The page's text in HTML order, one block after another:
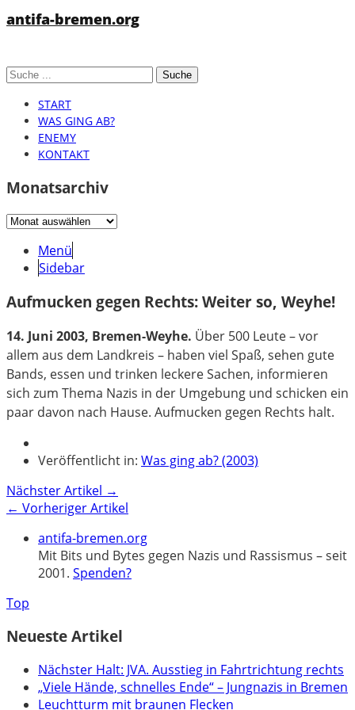
antifa-bremen.org
START
WAS GING AB?
ENEMY
KONTAKT
Monatsarchiv
Monatsarchiv
Menü
Sidebar
Aufmucken gegen Rechts: Weiter so, Weyhe!
14. Juni 2003, Bremen-Weyhe. Über 500 Leute – vor
allem aus dem Landkreis – haben viel Spaß, sehen gute
Bands, essen und trinken leckere Sachen, informieren
sich zum Thema Nazis in der Umgebung und schicken ein
paar davon nach Hause. Aufmucken gegen Rechts halt.
Veröffentlicht in: Was ging ab? (2003)
Nächster Artikel →
← Vorheriger Artikel
antifa-bremen.org
Mit Bits und Bytes gegen Nazis und Rassismus – seit
2001. Spenden?
Top
Neueste Artikel
Nächster Halt: JVA. Ausstieg in Fahrtrichtung rechts
„Viele Hände, schnelles Ende“ – Jungnazis in Bremen
Leuchtturm mit braunen Flecken